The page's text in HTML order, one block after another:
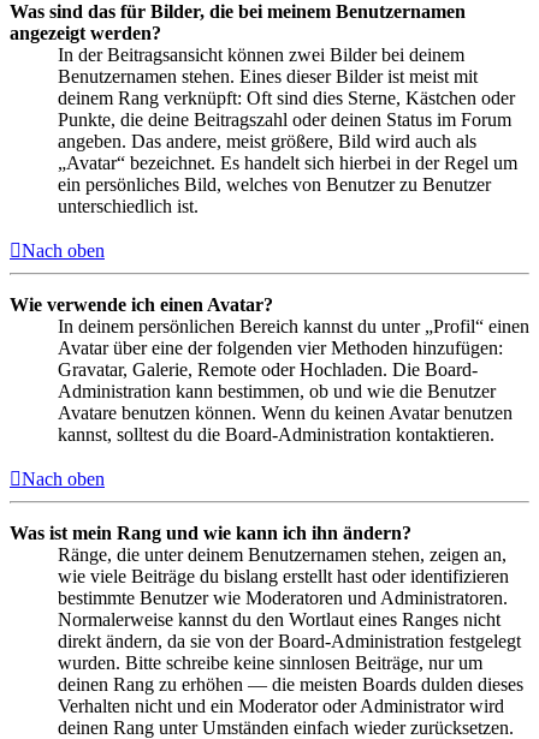
Was sind das für Bilder, die bei meinem Benutzernamen
angezeigt werden?
In der Beitragsansicht können zwei Bilder bei deinem
Benutzernamen stehen. Eines dieser Bilder ist meist mit
deinem Rang verknüpft: Oft sind dies Sterne, Kästchen oder
Punkte, die deine Beitragszahl oder deinen Status im Forum
angeben. Das andere, meist größere, Bild wird auch als
„Avatar“ bezeichnet. Es handelt sich hierbei in der Regel um
ein persönliches Bild, welches von Benutzer zu Benutzer
unterschiedlich ist.
Nach oben
Wie verwende ich einen Avatar?
In deinem persönlichen Bereich kannst du unter „Profil“ einen
Avatar über eine der folgenden vier Methoden hinzufügen:
Gravatar, Galerie, Remote oder Hochladen. Die Board-
Administration kann bestimmen, ob und wie die Benutzer
Avatare benutzen können. Wenn du keinen Avatar benutzen
kannst, solltest du die Board-Administration kontaktieren.
Nach oben
Was ist mein Rang und wie kann ich ihn ändern?
Ränge, die unter deinem Benutzernamen stehen, zeigen an,
wie viele Beiträge du bislang erstellt hast oder identifizieren
bestimmte Benutzer wie Moderatoren und Administratoren.
Normalerweise kannst du den Wortlaut eines Ranges nicht
direkt ändern, da sie von der Board-Administration festgelegt
wurden. Bitte schreibe keine sinnlosen Beiträge, nur um
deinen Rang zu erhöhen — die meisten Boards dulden dieses
Verhalten nicht und ein Moderator oder Administrator wird
deinen Rang unter Umständen einfach wieder zurücksetzen.